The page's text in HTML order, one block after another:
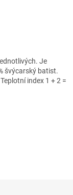
Je
švýcarský batist.
index 1 + 2 =